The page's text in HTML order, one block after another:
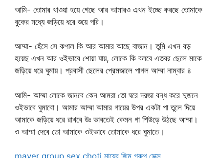
আমি- তোমার খাওয়া হয়ে গেছে আর আমারও এখন ইচ্ছে করছে তোমাকে
বুকের মধ্যে জড়িয়ে ধরে শুয়ে পরি।
আম্মা- হেঁসে সে কপাল কি আর আমার আছে বাজান। তুমি এখন বড়
হয়েছ এখন আর ওইভাবে শোয়া যায়, লোকে কি বলবে এতবর ছেলে মাকে
জড়িয়ে ধরে ঘুমায়। প্রবাসী ছেলের প্রেমজালে পাগল আম্মা নাম্বার ৪
আমি- আম্মা লোকে জানবে কেন আমরা তো ঘরে দরজা বন্ধ করে দুজনে
ওইভাবে ঘুমাবো। আমার আম্মা আমার গায়ের উপর একটা পা তুলে দিয়ে
আমাকে জড়িয়ে ধরে রাখবে উঃ ভাবতেই কেমন গা শিউড়ে উঠছে আম্মা।
ও আম্মা দেবে তো আমাকে ওইভাবে তোমাকে ধরে ঘুমাতে।